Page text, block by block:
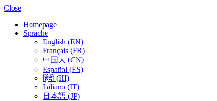
Close
Homepage
Sprache
English (EN)
Français (FR)
中国人 (CN)
Español (ES)
हिंदी (HI)
Italiano (IT)
日本語 (JP)